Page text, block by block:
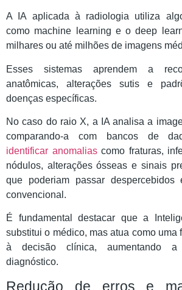
A IA aplicada à radiologia utiliza
como machine learning e o deep
milhares ou até milhões de imagens
Esses sistemas aprendem a
anatômicas, alterações sutis e
doenças específicas.
No caso do raio X, a IA analisa a
comparando-a com bancos de
identificar anomaliascomo fraturas,
nódulos, alterações ósseas e sinais
que poderiam passar despercebidos
convencional.
É fundamental destacar que a
substitui o médico, mas atua como uma
à decisão clínica, aumentando a
diagnóstico.
Redução de erros e